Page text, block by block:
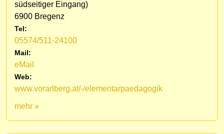
südseitiger Eingang)
6900 Bregenz
Tel:
05574/511-24100
Mail:
eMail
Web:
www.vorarlberg.at/-/elementarpaedagogik
mehr »